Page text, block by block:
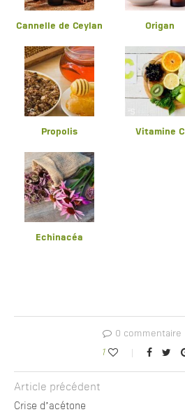
Cannelle de Ceylan Origan
Propolis Vitamine C
Echinacéa
0 commentaire
1
Article précédent
Crise d’acétone